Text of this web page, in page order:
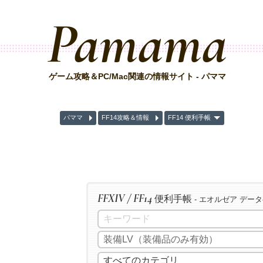
Pamama
ゲーム攻略＆PC/Mac関連の情報サイト - パママ
パママ FF14攻略＆情報 FF14 便利手帳
FFXIV / FF14 便利手帳 - エオルゼア デー